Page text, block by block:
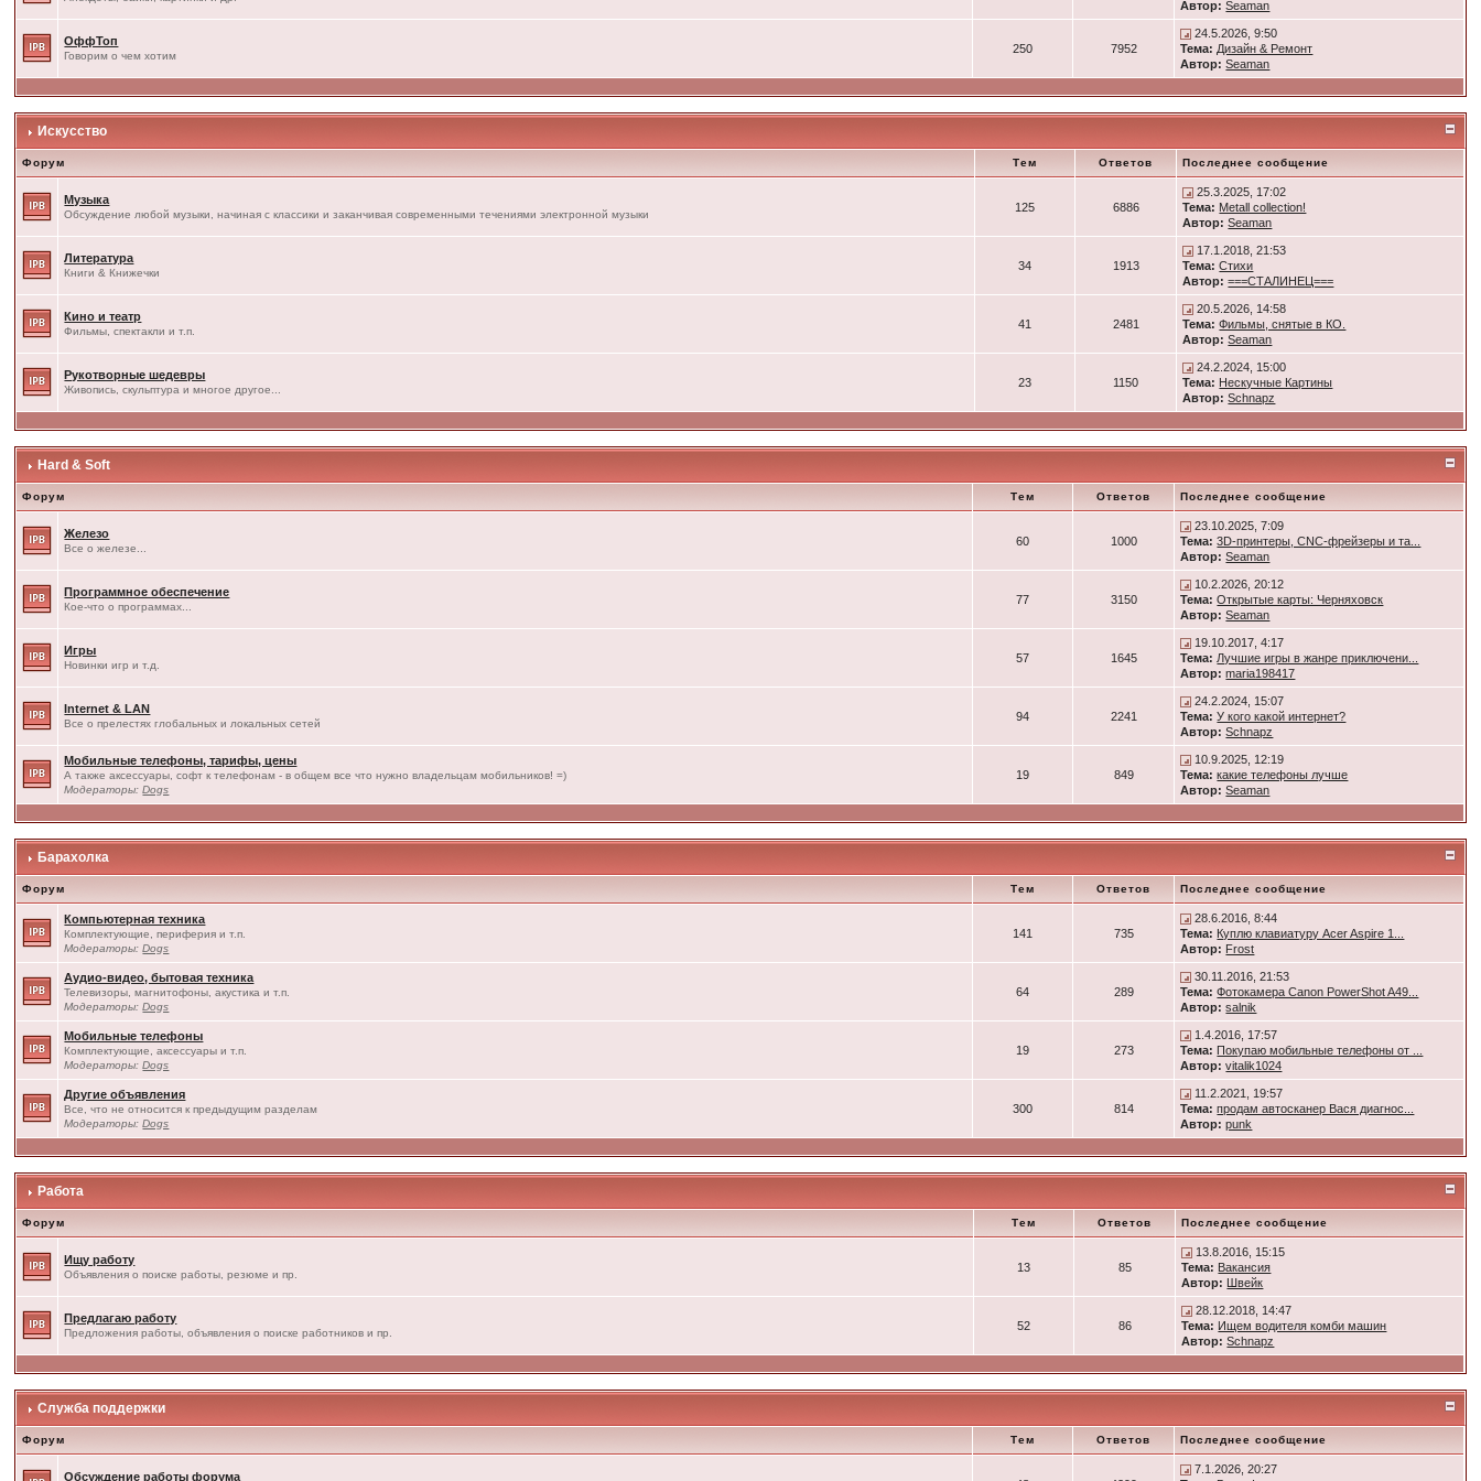
Автор: Seaman
ОффТоп
Говорим о чем хотим
250 7952
24.5.2026, 9:50
Тема: Дизайн & Ремонт
Автор: Seaman
Искусство
Форум Тем Ответов Последнее сообщение
Музыка
Обсуждение любой музыки, начиная с классики и заканчивая современными течениями электронной музыки
125 6886
25.3.2025, 17:02
Тема: Metall collection!
Автор: Seaman
Литература
Книги & Книжечки
34 1913
17.1.2018, 21:53
Тема: Стихи
Автор: ===СТАЛИНЕЦ===
Кино и театр
Фильмы, спектакли и т.п.
41 2481
20.5.2026, 14:58
Тема: Фильмы, снятые в КО.
Автор: Seaman
Рукотворные шедевры
Живопись, скульптура и многое другое...
23 1150
24.2.2024, 15:00
Тема: Нескучные Картины
Автор: Schnapz
Hard & Soft
Форум Тем Ответов Последнее сообщение
Железо
Все о железе...
60 1000
23.10.2025, 7:09
Тема: 3D-принтеры, CNC-фрейзеры и та...
Автор: Seaman
Программное обеспечение
Кое-что о программах...
77 3150
10.2.2026, 20:12
Тема: Открытые карты: Черняховск
Автор: Seaman
Игры
Новинки игр и т.д.
57 1645
19.10.2017, 4:17
Тема: Лучшие игры в жанре приключени...
Автор: maria198417
Internet & LAN
Все о прелестях глобальных и локальных сетей
94 2241
24.2.2024, 15:07
Тема: У кого какой интернет?
Автор: Schnapz
Мобильные телефоны, тарифы, цены
А также аксессуары, софт к телефонам - в общем все что нужно владельцам мобильников! =)
Модераторы:Dogs
19 849
10.9.2025, 12:19
Тема: какие телефоны лучше
Автор: Seaman
Барахолка
Форум Тем Ответов Последнее сообщение
Компьютерная техника
Комплектующие, периферия и т.п.
Модераторы:Dogs
141 735
28.6.2016, 8:44
Тема: Куплю клавиатуру Acer Aspire 1...
Автор: Frost
Аудио-видео, бытовая техника
Телевизоры, магнитофоны, акустика и т.п.
Модераторы:Dogs
64 289
30.11.2016, 21:53
Тема: Фотокамера Canon PowerShot A49...
Автор: salnik
Мобильные телефоны
Комплектующие, аксессуары и т.п.
Модераторы:Dogs
19 273
1.4.2016, 17:57
Тема: Покупаю мобильные телефоны от ...
Автор: vitalik1024
Другие объявления
Все, что не относится к предыдущим разделам
Модераторы:Dogs
300 814
11.2.2021, 19:57
Тема: продам автосканер Вася диагнос...
Автор: punk
Работа
Форум Тем Ответов Последнее сообщение
Ищу работу
Объявления о поиске работы, резюме и пр.
13 85
13.8.2016, 15:15
Тема: Вакансия
Автор: Швейк
Предлагаю работу
Предложения работы, объявления о поиске работников и пр.
52 86
28.12.2018, 14:47
Тема: Ищем водителя комби машин
Автор: Schnapz
Служба поддержки
Форум Тем Ответов Последнее сообщение
Обсуждение работы форума
7.1.2026, 20:27